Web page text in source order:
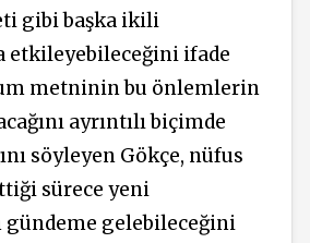
gibi başka ikili
etkileyebileceğini ifade
metninin bu önlemlerin
ayrıntılı biçimde
söyleyen Gökçe, nüfus
sürece yeni
gündeme gelebileceğini